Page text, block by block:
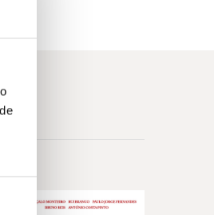
do MCA Group
dizer não,
empresarial da
de Mercator e
as grandes
líderes» —